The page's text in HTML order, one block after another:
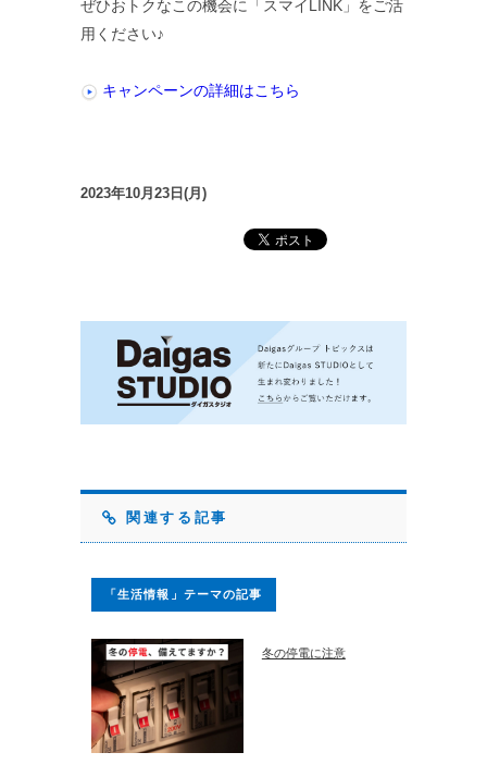
ぜひおトクなこの機会に「スマイLINK」をご活
用ください♪
キャンペーンの詳細はこちら
2023年10月23日(月)
関連する記事
「生活情報」テーマの記事
冬の停電に注意